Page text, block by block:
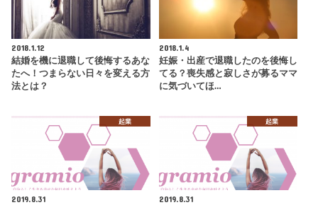
2018.1.12
結婚を機に退職して後悔するあな
たへ！つまらない日々を変える方
法とは？
2018.1.4
妊娠・出産で退職したのを後悔し
てる？喪失感と寂しさが募るママ
に気づいてほ…
起業
2019.8.31
起業
2019.8.31